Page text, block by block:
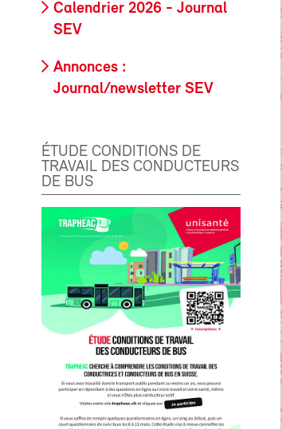
Calendrier 2026 - Journal
SEV
Annonces :
Journal/newsletter SEV
ÉTUDE CONDITIONS DE
TRAVAIL DES CONDUCTEURS
DE BUS